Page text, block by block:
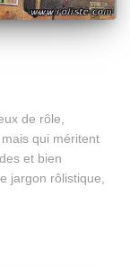
de rôle,
qui méritent
et bien
jargon rôlistique,